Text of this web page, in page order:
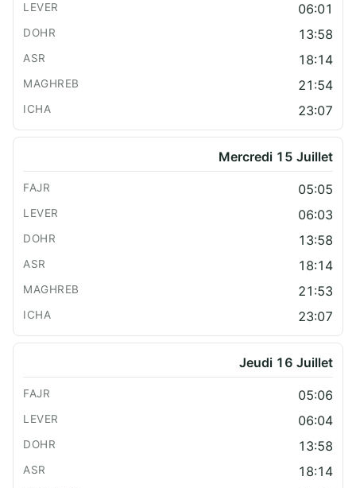
06:01
13:58
18:14
21:54
23:07
Mercredi 15 Juillet
05:05
06:03
13:58
18:14
21:53
23:07
Jeudi 16 Juillet
05:06
06:04
13:58
18:14